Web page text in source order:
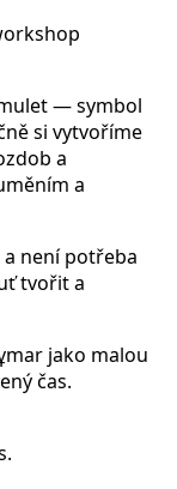
— symbol
si vytvoříme
a
a
není potřeba
tvořit a
jako malou
čas.